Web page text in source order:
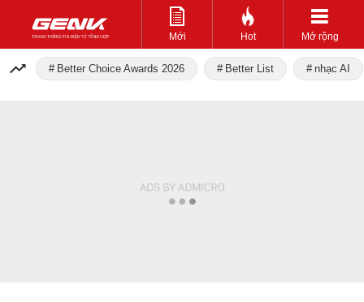
Mới Hot Mở rộng
Better Choice Awards 2026 Better List nhạc AI